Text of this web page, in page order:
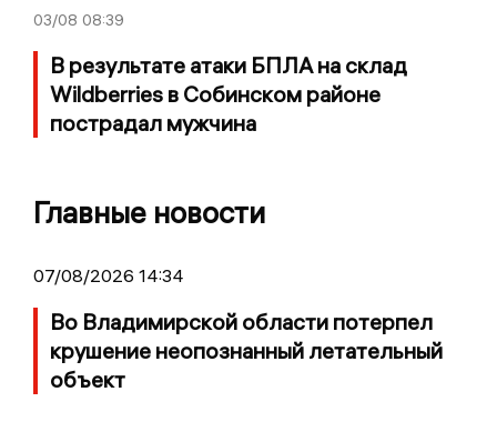
03/08 08:39
В результате атаки БПЛА на склад
Wildberries в Собинском районе
пострадал мужчина
Главные новости
07/08/2026 14:34
Во Владимирской области потерпел
крушение неопознанный летательный
объект